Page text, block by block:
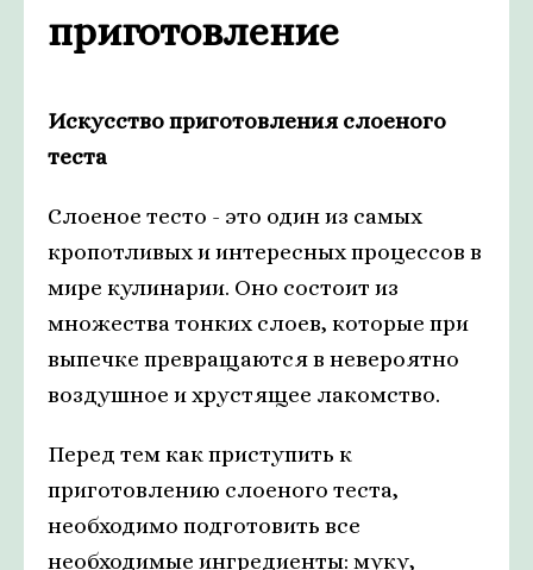
приготовление
Искусство приготовления слоеного
теста
Слоеное тесто - это один из самых
кропотливых и интересных процессов в
мире кулинарии. Оно состоит из
множества тонких слоев, которые при
выпечке превращаются в невероятно
воздушное и хрустящее лакомство.
Перед тем как приступить к
приготовлению слоеного теста,
необходимо подготовить все
необходимые ингредиенты: муку,